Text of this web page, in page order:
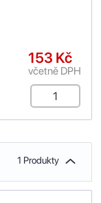
153 Kč
včetně DPH
1 Produkty